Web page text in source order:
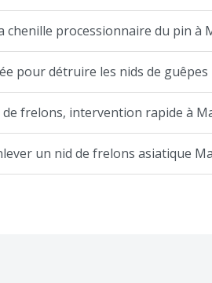
chenille processionnaire du pin à
pour détruire les nids de guêpes
de frelons, intervention rapide à
un nid de frelons asiatique